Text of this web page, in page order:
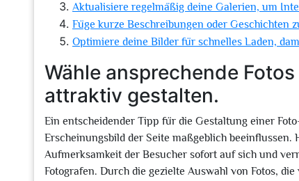
Aktualisiere regelmäßig deine Galerien, um
Füge kurze Beschreibungen oder Geschichten
Optimiere deine Bilder für schnelles Laden,
Wähle ansprechende
attraktiv gestalten.
Ein entscheidender Tipp für die Gestaltung einer
Erscheinungsbild der Seite maßgeblich
Aufmerksamkeit der Besucher sofort auf sich und
Fotografen. Durch die gezielte Auswahl von Fotos,